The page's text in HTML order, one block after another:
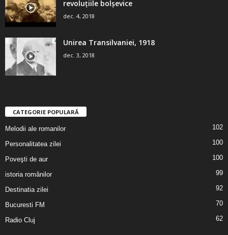
revoluţiile bolşevice
dec. 4, 2018
Unirea Transilvaniei, 1918
dec. 3, 2018
CATEGORIE POPULARĂ
Melodii ale romanilor 102
Personalitatea zilei 100
Poveşti de aur 100
istoria românilor 99
Destinatia zilei 92
Bucuresti FM 70
Radio Cluj 62